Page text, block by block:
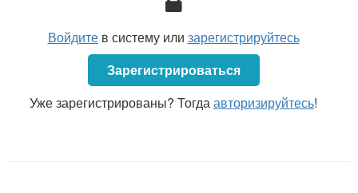
(контракт) в пределах срока, на который он избран.
Председатель правления товарищества
собственников несет полную материальную
ответственность перед организацией собственников
за убытки, причиненные ей в результате его
виновных действий (бездействия) (ст. 170ЖК).
Войдитев систему или зарегистрируйтесь
Зарегистрироваться
Уже зарегистрированы? Тогдаавторизируйтесь!